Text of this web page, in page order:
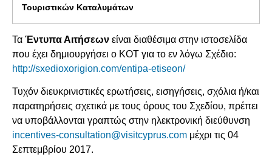
Τουριστικών Καταλυμάτων
Τα Έντυπα Αιτήσεων είναι διαθέσιμα στην ιστοσελίδα
που έχει δημιουργήσει ο ΚΟΤ για το εν λόγω Σχέδιο:
http://sxedioxorigion.com/entipa-etiseon/
Τυχόν διευκρινιστικές ερωτήσεις, εισηγήσεις, σχόλια ή/και
παρατηρήσεις σχετικά με τους όρους του Σχεδίου, πρέπει
να υποβάλλονται γραπτώς στην ηλεκτρονική διεύθυνση
incentives-consultation@visitcyprus.com μέχρι τις 04
Σεπτεμβρίου 2017.